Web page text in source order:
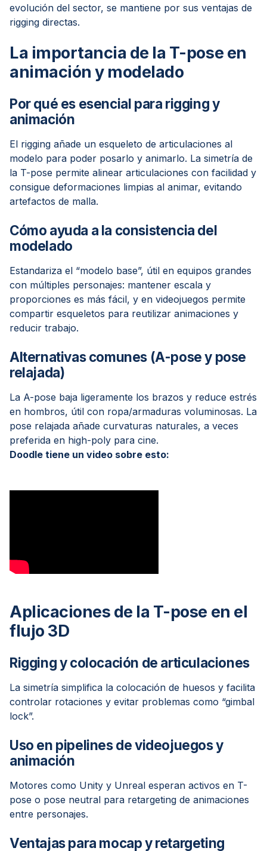
evolución del sector, se mantiene por sus ventajas de
rigging directas.
La importancia de la T-pose en
animación y modelado
Por qué es esencial para rigging y
animación
El rigging añade un esqueleto de articulaciones al
modelo para poder posarlo y animarlo. La simetría de
la T-pose permite alinear articulaciones con facilidad y
consigue deformaciones limpias al animar, evitando
artefactos de malla.
Cómo ayuda a la consistencia del
modelado
Estandariza el “modelo base”, útil en equipos grandes
con múltiples personajes: mantener escala y
proporciones es más fácil, y en videojuegos permite
compartir esqueletos para reutilizar animaciones y
reducir trabajo.
Alternativas comunes (A-pose y pose
relajada)
La A-pose baja ligeramente los brazos y reduce estrés
en hombros, útil con ropa/armaduras voluminosas. La
pose relajada añade curvaturas naturales, a veces
preferida en high-poly para cine.
Doodle tiene un video sobre esto:
Aplicaciones de la T-pose en el
flujo 3D
Rigging y colocación de articulaciones
La simetría simplifica la colocación de huesos y facilita
controlar rotaciones y evitar problemas como “gimbal
lock”.
Uso en pipelines de videojuegos y
animación
Motores como Unity y Unreal esperan activos en T-
pose o pose neutral para retargeting de animaciones
entre personajes.
Ventajas para mocap y retargeting